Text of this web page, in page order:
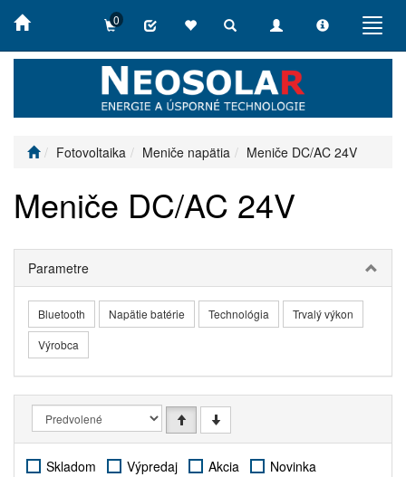
Toggle
Toggle
Toggle
0
Fotovoltaika Meniče napätia Meniče DC/AC 24V
Meniče DC/AC 24V
Parametre
Bluetooth Napätie batérie Technológia
Trvalý výkon
Výrobca
Skladom Výpredaj Akcia
Novinka